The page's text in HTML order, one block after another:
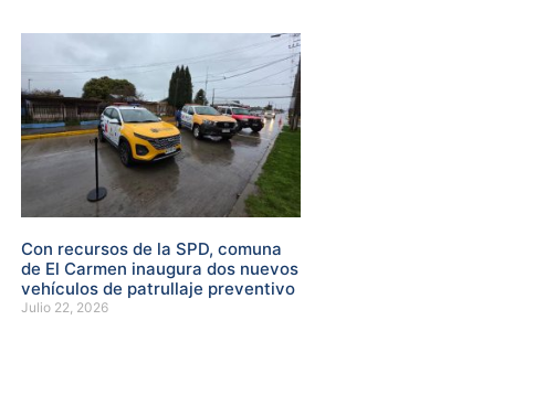
Con recursos de la SPD, comuna
de El Carmen inaugura dos nuevos
vehículos de patrullaje preventivo
Julio 22, 2026